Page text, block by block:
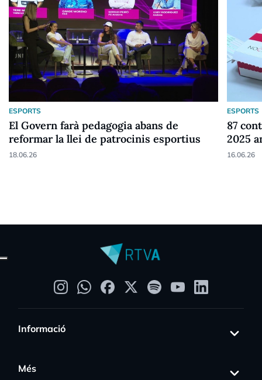
ESPORTS
El Govern farà pedagogia abans de
reformar la llei de patrocinis esportius
18.06.26
ESPORTS
87
2025
16.06.26
Informació
Més